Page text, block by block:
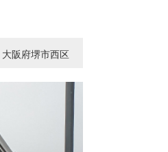
大阪府堺市西区